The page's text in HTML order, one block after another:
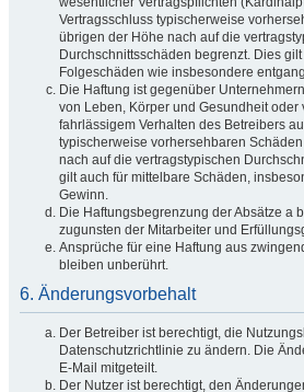
Vertragsschluss typischerweise
übrigen der Höhe nach auf die
Durchschnittsschäden begrenzt. Dies
Folgeschäden wie insbesondere
Die Haftung ist gegenüber
von Leben, Körper und Gesundheit oder
fahrlässigem Verhalten des Betreibers
typischerweise vorhersehbaren
nach auf die vertragstypischen
gilt auch für mittelbare Schäden,
Gewinn.
Die Haftungsbegrenzung der Absätze a
zugunsten der Mitarbeiter und
Ansprüche für eine Haftung aus
bleiben unberührt.
6. Änderungsvorbehalt
Der Betreiber ist berechtigt, die
Datenschutzrichtlinie zu ändern. Die
E-Mail mitgeteilt.
Der Nutzer ist berechtigt, den